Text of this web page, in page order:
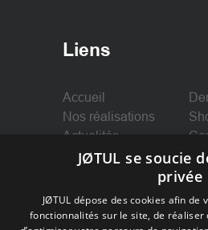
Liens
Accueil
Nos réalisations
Actualités
JØTUL se soucie
privée
JØTUL dépose des cookies afin de
fonctionnalités sur le site, de réaliser